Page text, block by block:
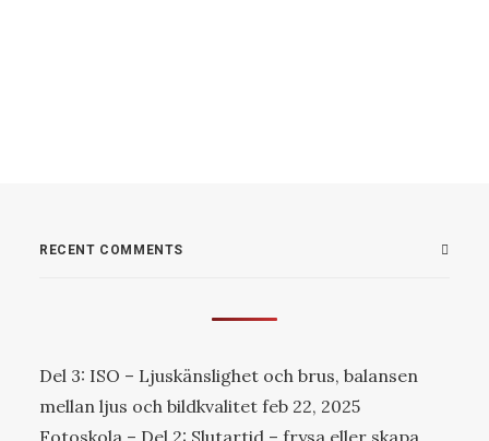
RECENT COMMENTS
Del 3: ISO – Ljuskänslighet och brus, balansen
mellan ljus och bildkvalitet feb 22, 2025
Fotoskola – Del 2: Slutartid – frysa eller skapa